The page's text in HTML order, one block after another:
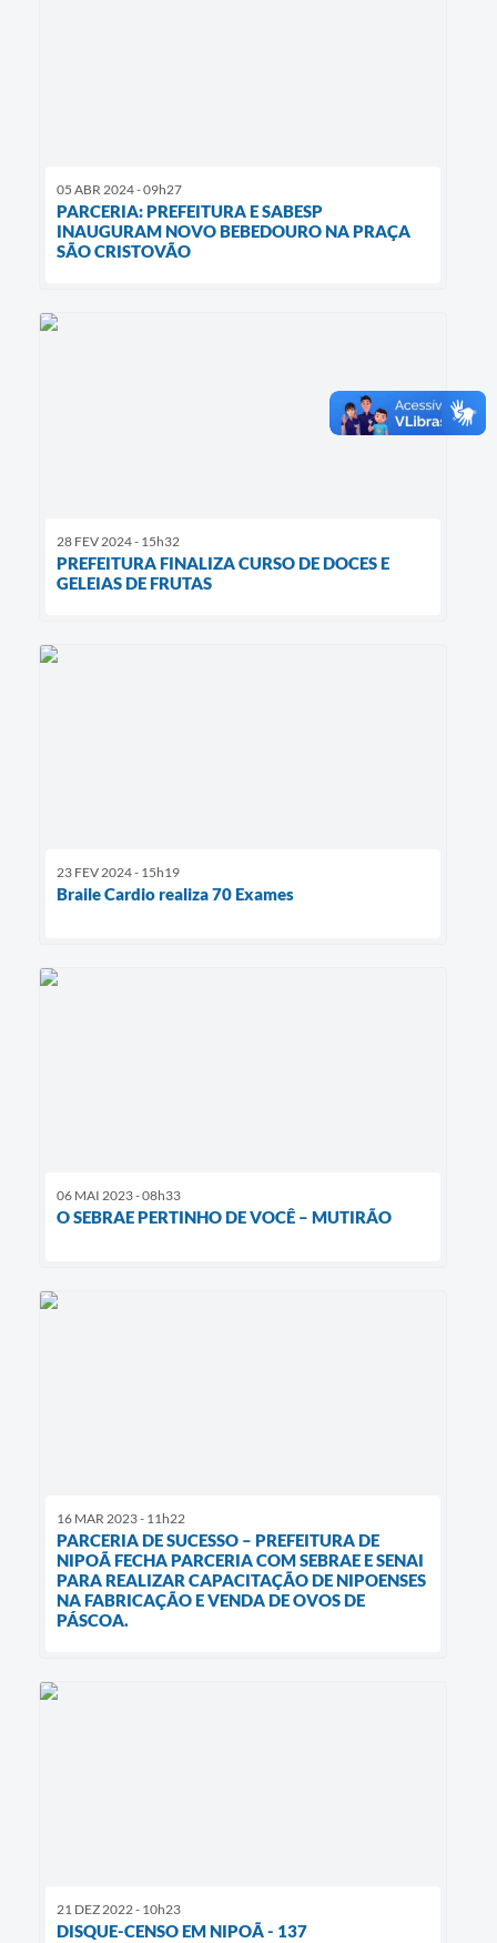
05 ABR 2024 - 09h27
PARCERIA: PREFEITURA E SABESP
INAUGURAM NOVO BEBEDOURO NA PRAÇA
SÃO CRISTOVÃO
28 FEV 2024 - 15h32
PREFEITURA FINALIZA CURSO DE DOCES E
GELEIAS DE FRUTAS
23 FEV 2024 - 15h19
Braile Cardio realiza 70 Exames
06 MAI 2023 - 08h33
O SEBRAE PERTINHO DE VOCÊ – MUTIRÃO
16 MAR 2023 - 11h22
PARCERIA DE SUCESSO – PREFEITURA DE
NIPOÃ FECHA PARCERIA COM SEBRAE E SENAI
PARA REALIZAR CAPACITAÇÃO DE NIPOENSES
NA FABRICAÇÃO E VENDA DE OVOS DE
PÁSCOA.
21 DEZ 2022 - 10h23
DISQUE-CENSO EM NIPOÃ - 137